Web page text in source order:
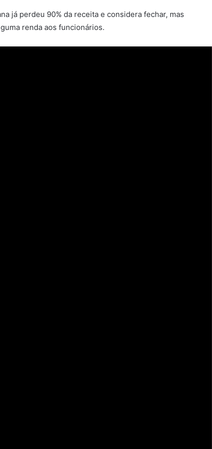
já perdeu 90% da receita e considera fechar, mas
renda aos funcionários.